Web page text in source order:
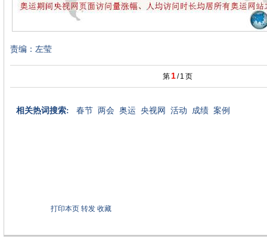
责编：左莹
第 1/ 1 页
相关热词搜索: 春节 两会 奥运 央视网 活动 成绩 案例
打印本页 转发 收藏